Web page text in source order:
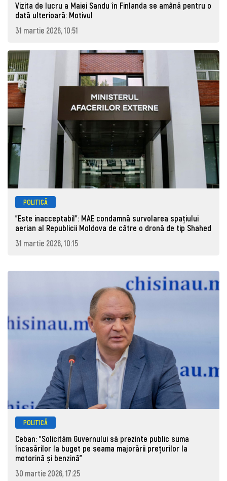
Vizita de lucru a Maiei Sandu în Finlanda se amână pentru o
dată ulterioară: Motivul
31 martie 2026, 10:51
POLITICĂ
"Este inacceptabil": MAE condamnă survolarea spațiului
aerian al Republicii Moldova de către o dronă de tip Shahed
31 martie 2026, 10:15
POLITICĂ
Ceban: "Solicităm Guvernului să prezinte public suma
încasărilor la buget pe seama majorării prețurilor la
motorină și benzină"
30 martie 2026, 17:25